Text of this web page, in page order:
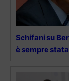
Schifani su
è sempre